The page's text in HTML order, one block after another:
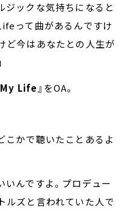
ジックな気持ちになると
って曲があるんですけ
ど今はあなたとの人生が
My Life』 をOA。
こかで聴いたことあるよ
いんですよ。プロデュー
ルズと言われていた人で